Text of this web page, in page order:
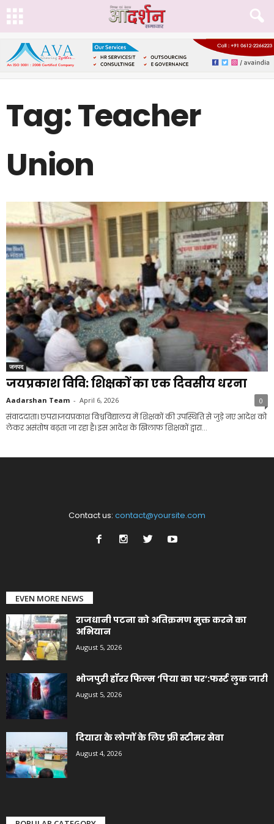
Tag: Teacher
Union
जनपद
जयप्रकाश विवि: शिक्षकों का एक दिवसीय धरना
Aadarshan Team - April 6, 2026 0
संवाददाता। छपरा।जयप्रकाश विश्वविद्यालय में शिक्षकों की उपस्थिति से जुड़े नए आदेश को
लेकर असंतोष बढ़ता जा रहा है। इस आदेश के खिलाफ शिक्षकों द्वारा...
Contact us: contact@yoursite.com
EVEN MORE NEWS
राजधानी पटना को अतिक्रमण मुक्त करने का
अभियान
August 5, 2026
भोजपुरी हॉरर फिल्म ‘पिया का घर’:फर्स्ट लुक जारी
August 5, 2026
दियारा के लोगों के लिए फ्री स्टीमर सेवा
August 4, 2026